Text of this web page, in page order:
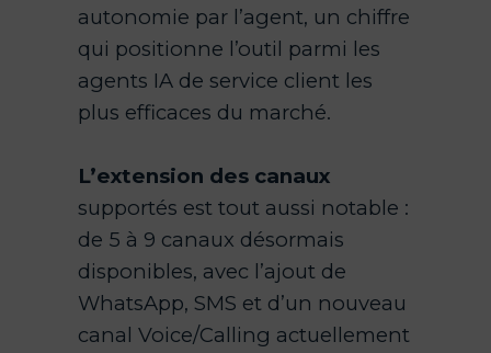
autonomie par l’agent, un chiffre
qui positionne l’outil parmi les
agents IA de service client les
plus efficaces du marché.
L’extension des canaux
supportés est tout aussi notable :
de 5 à 9 canaux désormais
disponibles, avec l’ajout de
WhatsApp, SMS et d’un nouveau
canal Voice/Calling actuellement